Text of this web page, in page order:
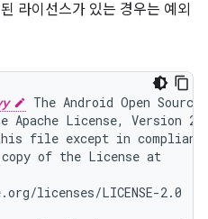
라이선스가 있는 경우는 예외
The Android Open
Apache License, Version
file except in
copy of the License at
licenses/LICENSE-2.0